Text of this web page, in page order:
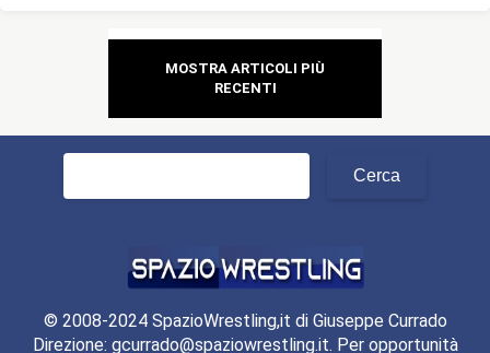
Navigazione
articoliMOSTRA ARTICOLI PIÙ
RECENTI
Ricerca
© 2008-2024 SpazioWrestling,it di Giuseppe Currado
Direzione: gcurrado@spaziowrestling.it. Per opportunità